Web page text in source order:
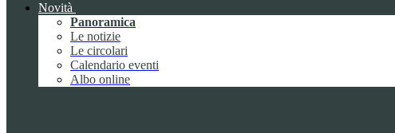
Novità
Panoramica
Le notizie
Le circolari
Calendario eventi
Albo online